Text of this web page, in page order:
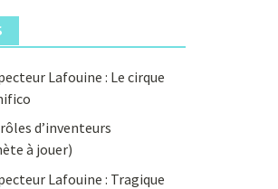
Lafouine : Le cirque
d’inventeurs
à jouer)
Lafouine : Tragique